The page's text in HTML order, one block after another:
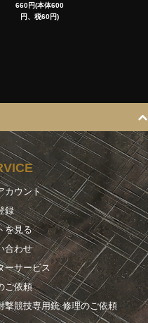
660円(本体600
円、税60円)
カウント
録
を見る
合わせ
ーサービス
ご依頼
撃競技専用銃 修理のご依頼